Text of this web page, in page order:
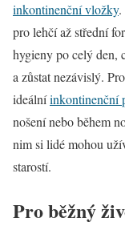
inkontinenční vložky.
pro lehčí až střední
hygieny po celý den,
a zůstat nezávislý.
ideálníinkontinenční
nošení nebo během
nim si lidé mohou
starostí.
Pro běžný